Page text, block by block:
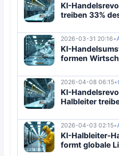
KI-
treiben 33%
2026-03-31 20:16•
KI-
formen
2026-04-08 06:15•
KI-
Halbleiter
2026-04-03 02:15•
KI-Halbleiter-
formt globale